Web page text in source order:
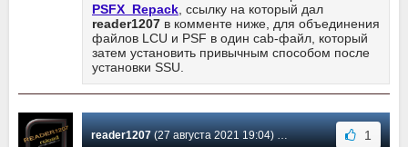
PSFX_Repack , ссылку на который дал
reader1207 в комменте ниже, для объединения
файлов LCU и PSF в один cab-файл, который
затем установить привычным способом после
установки SSU.
reader1207(27 августа 2021 19:04) Сообщение #467 1